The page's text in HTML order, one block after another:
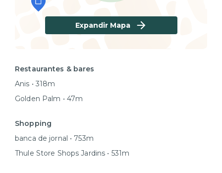
Expandir Mapa
Restaurantes & bares
Anis • 318m
Golden Palm • 47m
Shopping
banca de jornal • 753m
Thule Store Shops Jardins • 531m